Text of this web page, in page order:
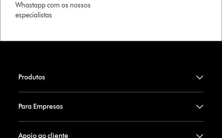
Whastapp com os nossos
especialistas
Produtos
Para Empresas
Apoio ao cliente